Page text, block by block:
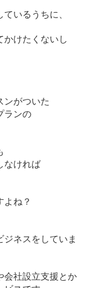
いるうちに、
かけたくないし
ンがついた
ランの
なければ
よね？
ジネスをしていま
社設立支援とか